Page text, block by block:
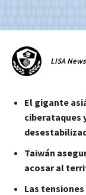
LISA News
El gigante
ciberataques
Taiwán
acosar al
Las